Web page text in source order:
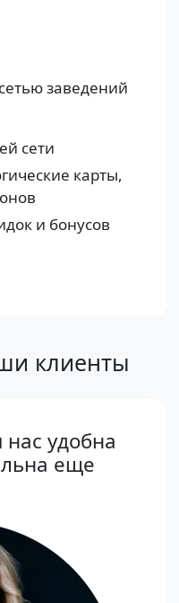
заведений
сети
карты,
и бонусов
клиенты
нас удобна
еще